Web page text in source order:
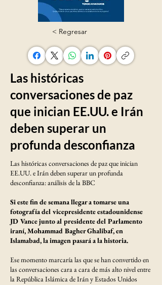
< Regresar
Las históricas
conversaciones de paz
que inician EE.UU. e Irán
deben superar un
profunda desconfianza
Las históricas conversaciones de paz que inician
EE.UU. e Irán deben superar un profunda
desconfianza: análisis de la BBC
Si este fin de semana llegar a tomarse una
fotografía del vicepresidente estadounidense
JD Vance junto al presidente del Parlamento
iraní, Mohammad Bagher Ghalibaf, en
Islamabad, la imagen pasará a la historia.
Ese momento marcaría las que se han convertido en
las conversaciones cara a cara de más alto nivel entre
la República Islámica de Irán y Estados Unidos